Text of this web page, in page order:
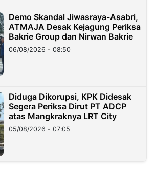
Demo Skandal Jiwasraya-Asabri,
ATMAJA Desak Kejagung Periksa
Bakrie Group dan Nirwan Bakrie
06/08/2026 - 08:50
Diduga Dikorupsi, KPK Didesak
Segera Periksa Dirut PT ADCP
atas Mangkraknya LRT City
05/08/2026 - 07:05